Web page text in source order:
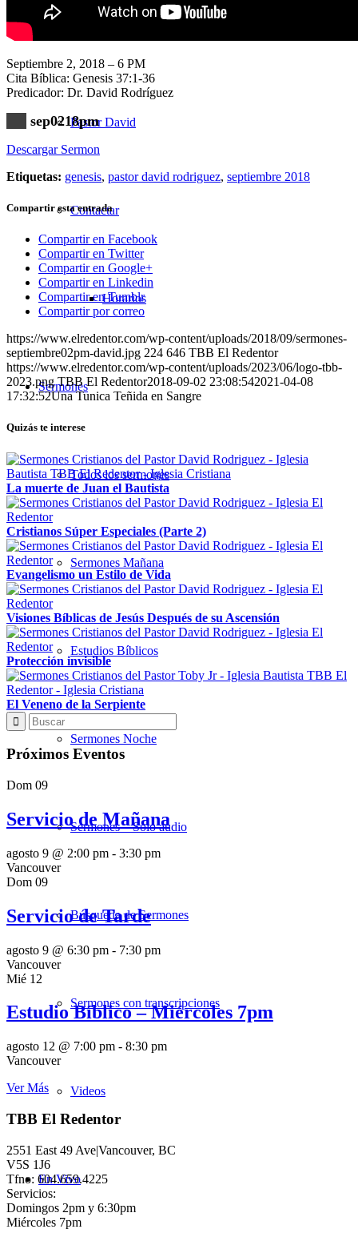
Pastor David
Contactar
Horarios
Sermones
Todos los sermones
Sermones Mañana
Estudios Bíblicos
Sermones Noche
Sermones – Solo audio
Búsqueda de Sermones
Sermones con transcripciones
Videos
En Vivo
Septiembre 2, 2018 – 6 PM
Cita Bíblica: Genesis 37:1-36
Predicador: Dr. David Rodríguez
sep0218pm
Descargar Sermon
Etiquetas: genesis, pastor david rodriguez, septiembre 2018
Compartir esta entrada
Compartir en Facebook
Compartir en Twitter
Compartir en Google+
Compartir en Linkedin
Compartir en Tumblr
Compartir por correo
https://www.elredentor.com/wp-content/uploads/2018/09/sermones-
septiembre02pm-david.jpg 224 646 TBB El Redentor
https://www.elredentor.com/wp-content/uploads/2023/06/logo-tbb-
2023.png TBB El Redentor2018-09-02 23:08:542021-04-08
17:32:52Una Tunica Teñida en Sangre
Quizás te interese
La muerte de Juan el Bautista
Cristianos Súper Especiales (Parte 2)
Evangelismo un Estilo de Vida
Visiones Bíblicas de Jesús Después de su Ascensión
Protección invisible
El Veneno de la Serpiente
Próximos Eventos
Dom 09
Servicio de Mañana
agosto 9 @ 2:00 pm - 3:30 pm
Vancouver
Dom 09
Servicio de Tarde
agosto 9 @ 6:30 pm - 7:30 pm
Vancouver
Mié 12
Estudio Bíblico – Miércoles 7pm
agosto 12 @ 7:00 pm - 8:30 pm
Vancouver
Ver Más
TBB El Redentor
2551 East 49 Ave|Vancouver, BC
V5S 1J6
Tfno: 604.659.4225
Servicios:
Domingos 2pm y 6:30pm
Miércoles 7pm